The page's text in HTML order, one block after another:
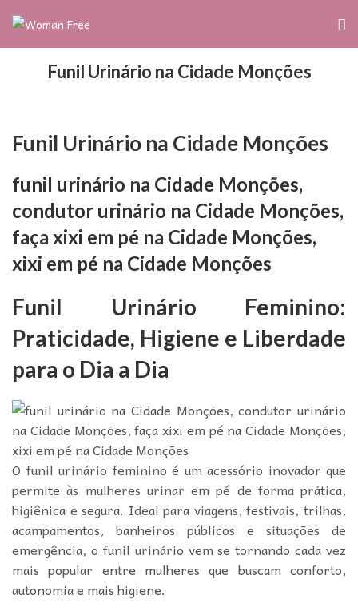
Funil Urinário na Cidade Monções
Funil Urinário na Cidade Monções
funil urinário na Cidade Monções,
condutor urinário na Cidade Monções,
faça xixi em pé na Cidade Monções,
xixi em pé na Cidade Monções
Funil Urinário Feminino:
Praticidade, Higiene e Liberdade
para o Dia a Dia
O funil urinário feminino é um acessório inovador que
permite às mulheres urinar em pé de forma prática,
higiênica e segura. Ideal para viagens, festivais, trilhas,
acampamentos, banheiros públicos e situações de
emergência, o funil urinário vem se tornando cada vez
mais popular entre mulheres que buscam conforto,
autonomia e mais higiene.